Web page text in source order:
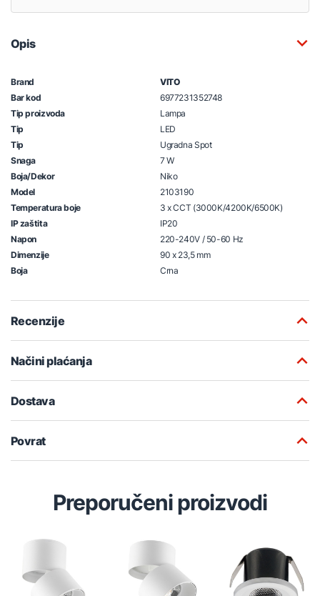
Opis
Brand
VITO
Bar kod
6977231352748
Tip proizvoda
Lampa
Tip
LED
Tip
Ugradna Spot
Snaga
7 W
Boja/Dekor
Niko
Model
2103190
Temperatura boje
3 x CCT (3000K/4200K/6500K)
IP zaštita
IP20
Napon
220-240V / 50-60 Hz
Dimenzije
90 x 23,5 mm
Boja
Crna
Recenzije
Načini plaćanja
Dostava
Povrat
Preporučeni proizvodi